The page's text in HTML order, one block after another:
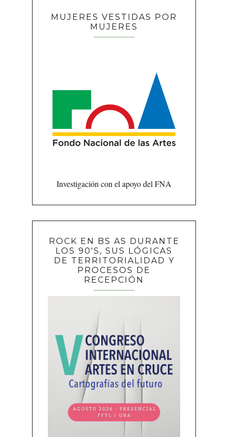
MUJERES VESTIDAS POR
MUJERES
Investigación con el apoyo del FNA
ROCK EN BS AS DURANTE
LOS 90'S, SUS LÓGICAS
DE TERRITORIALIDAD Y
PROCESOS DE
RECEPCIÓN